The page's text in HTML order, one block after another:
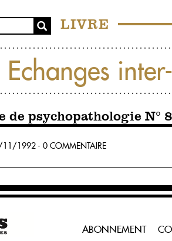
LIVRE
Echanges
de psychopathologie N° 8
1992 - 0 COMMENTAIRE
ABONNEMENT